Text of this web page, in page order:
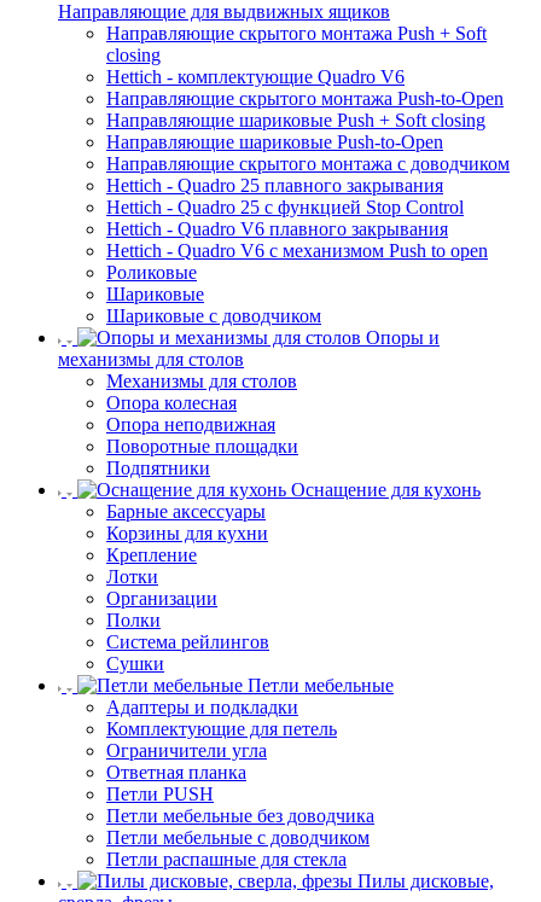
Направляющие для выдвижных ящиков
Направляющие скрытого монтажа Push + Soft
closing
Hettich - комплектующие Quadro V6
Направляющие скрытого монтажа Push-to-Open
Направляющие шариковые Push + Soft closing
Направляющие шариковые Push-to-Open
Направляющие скрытого монтажа с доводчиком
Hettich - Quadro 25 плавного закрывания
Hettich - Quadro 25 с функцией Stop Control
Hettich - Quadro V6 плавного закрывания
Hettich - Quadro V6 с механизмом Push to open
Роликовые
Шариковые
Шариковые с доводчиком
Опоры и
механизмы для столов
Механизмы для столов
Опора колесная
Опора неподвижная
Поворотные площадки
Подпятники
Оснащение для кухонь
Барные аксессуары
Корзины для кухни
Крепление
Лотки
Организации
Полки
Система рейлингов
Сушки
Петли мебельные
Адаптеры и подкладки
Комплектующие для петель
Ограничители угла
Ответная планка
Петли PUSH
Петли мебельные без доводчика
Петли мебельные с доводчиком
Петли распашные для стекла
Пилы дисковые,